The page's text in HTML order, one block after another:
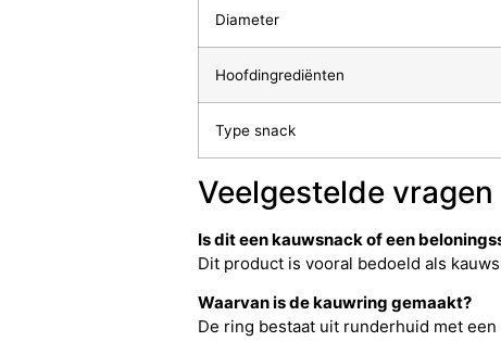
Diameter
Hoofdingrediënten
Type snack
Veelgestelde vragen
Is dit een kauwsnack of een
Dit product is vooral bedoeld als
Waarvan is de kauwring gemaakt?
De ring bestaat uit runderhuid met